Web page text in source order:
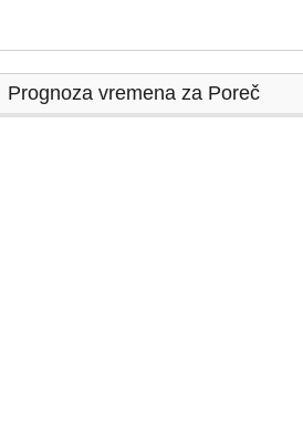
Prognoza vremena za Poreč